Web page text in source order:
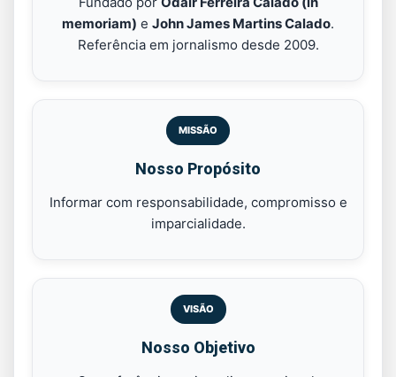
memoriam) e John James Martins Calado.
Referência em jornalismo desde 2009.
MISSÃO
Nosso Propósito
Informar com responsabilidade, compromisso e
imparcialidade.
VISÃO
Nosso Objetivo